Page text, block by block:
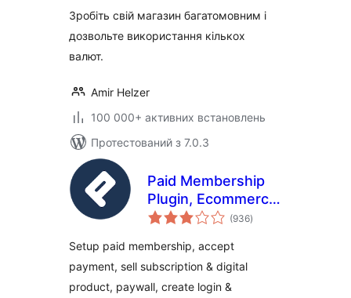
Зробіть свій магазин багатомовним і
дозвольте використання кількох
валют.
Amir Helzer
100 000+ активних встановлень
Протестований з 7.0.3
Paid Membership
Plugin, Ecommerce,
User Registration
User Profile &
Restrict Content –
ProfilePress
(936загальний
рейтинг
)
Setup paid membership, accept
payment, sell subscription & digital
product, paywall, create login &